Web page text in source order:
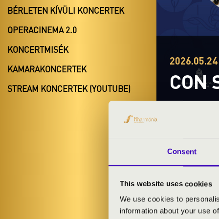
Consent
This website uses cookies
We use cookies to
information about your use
BÉRLETEN KÍVÜLI KONCERTEK
OPERACINEMA 2.0
KONCERTMISÉK
KAMARAKONCERTEK
STREAM KONCERTEK (YOUTUBE)
CON